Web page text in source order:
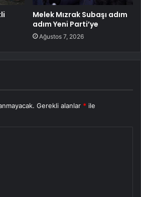
Melek Mızrak Subaşı adım
adım Yeni Parti’ye
Ağustos 7, 2026
Gerekli alanlar * ile